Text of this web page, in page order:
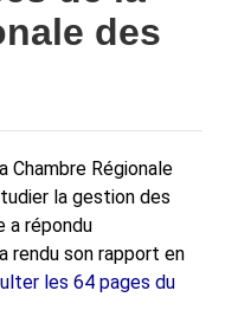
des
Chambre Régionale
la gestion des
a répondu
rendu son rapport en
les 64 pages du